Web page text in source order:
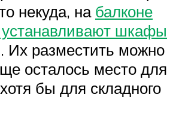
некуда, на балконе
шкафы
Их разместить можно
осталось место для
бы для складного